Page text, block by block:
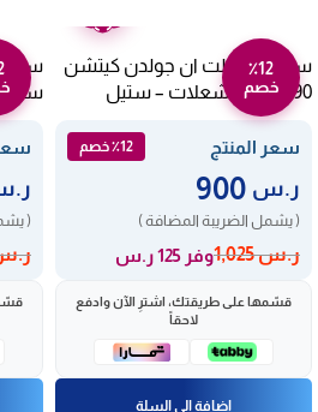
٪12
خصم
سطح غاز بلت ان جولدن كيتشن
90 سم – 5 شعلات – ستيل
TOAO-9502
سعر المنتج
٪12 خصم
ر.س
( يشمل الضريبة المضافة )
ر.س1,025 وفر 125 ر.س
قسّمها على طريقتك، اشترِ الآن وادفع
لاحقاً
إضافة إلى السلة
(